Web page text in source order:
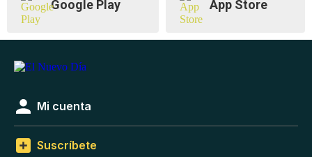
Google Play App Store
Mi cuenta
Suscríbete